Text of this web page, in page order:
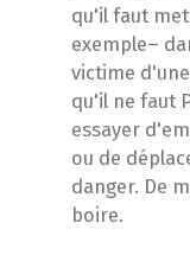
qu'il faut
exemple–
victime
qu'il ne faut
essayer
ou de
danger. De
boire.